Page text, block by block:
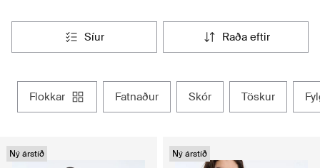
síur raða eftir
flokkar fatnaður skór töskur
Ný árstíð Ný árstíð